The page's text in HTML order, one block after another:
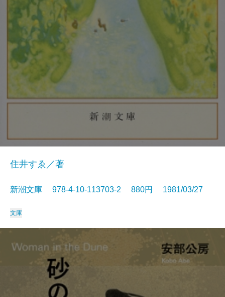
住井すゑ／著
新潮文庫 978-4-10-113703-2 880円 1981/03/27
文庫